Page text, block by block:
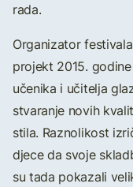
rada.
Organizator
projekt 2015.
učenika i učitelja
stvaranje novih
stila. Raznolikost
djece da svoje
su tada pokazali